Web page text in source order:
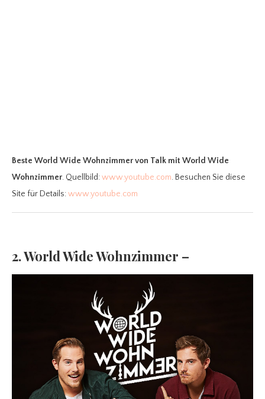
Beste World Wide Wohnzimmervon Talk mit World Wide
Wohnzimmer. Quellbild:www.youtube.com. Besuchen Sie diese
Site für Details:www.youtube.com
2. World Wide Wohnzimmer –